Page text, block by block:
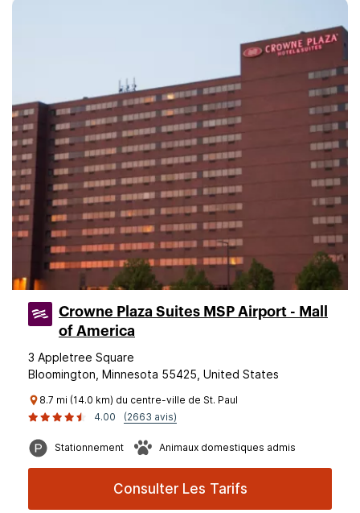
Crowne Plaza Suites MSP Airport - Mall
of America
3 Appletree Square
Bloomington, Minnesota 55425, United States
8.7 mi (14.0 km) du centre-ville de St. Paul
4.00
(2663 avis)
Stationnement Animaux domestiques admis
Consulter Les Tarifs